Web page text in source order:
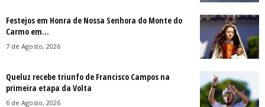
Festejos em Honra de Nossa Senhora do Monte do
Carmo em...
7 de Agosto, 2026
Queluz recebe triunfo de Francisco Campos na
primeira etapa da Volta
6 de Agosto, 2026